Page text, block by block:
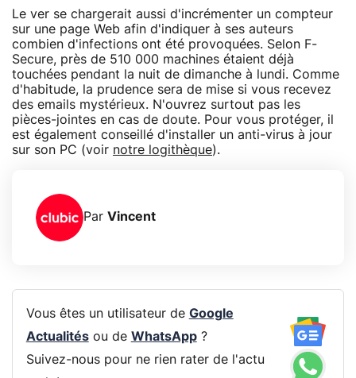
Le ver se chargerait aussi d'incrémenter un compteur
sur une page Web afin d'indiquer à ses auteurs
combien d'infections ont été provoquées. Selon F-
Secure, près de 510 000 machines étaient déjà
touchées pendant la nuit de dimanche à lundi. Comme
d'habitude, la prudence sera de mise si vous recevez
des emails mystérieux. N'ouvrez surtout pas les
pièces-jointes en cas de doute. Pour vous protéger, il
est également conseillé d'installer un anti-virus à jour
sur son PC (voir notre logithèque).
Par Vincent
Vous êtes un utilisateur de Google
Actualitésou de WhatsApp?
Suivez-nous pour ne rien rater de l'actu